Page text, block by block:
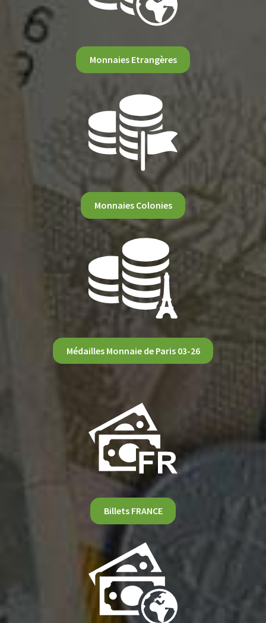
Monnaies Etrangères
Monnaies Colonies
Médailles Monnaie de Paris 03-26
Billets FRANCE